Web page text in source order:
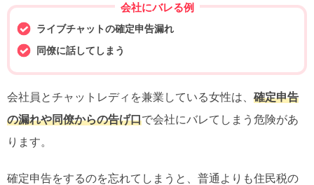
会社にバレる例
ライブチャットの確定申告漏れ
同僚に話してしまう
会社員とチャットレディを兼業している女性は、 確定申告
の漏れや同僚からの告げ口で会社にバレてしまう危険があ
ります。
確定申告をするのを忘れてしまうと、普通よりも住民税の